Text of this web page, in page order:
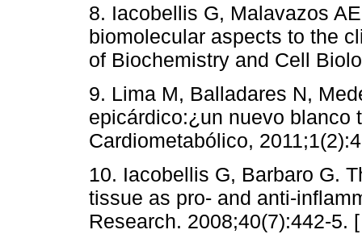
8. Iacobellis G, Malavazos
biomolecular aspects to the
of Biochemistry and Cell
9. Lima M, Balladares N,
epicárdico:¿un nuevo blanco
Cardiometabólico,
10. Iacobellis G, Barbaro G.
tissue as pro- and anti-
Research. 2008;40(7):442-5.